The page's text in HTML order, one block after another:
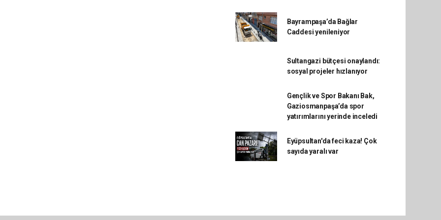
Bayrampaşa’da Bağlar
Caddesi yenileniyor
Sultangazi bütçesi onaylandı:
sosyal projeler hızlanıyor
Gençlik ve Spor Bakanı Bak,
Gaziosmanpaşa’da spor
yatırımlarını yerinde inceledi
Eyüpsultan'da feci kaza! Çok
sayıda yaralı var